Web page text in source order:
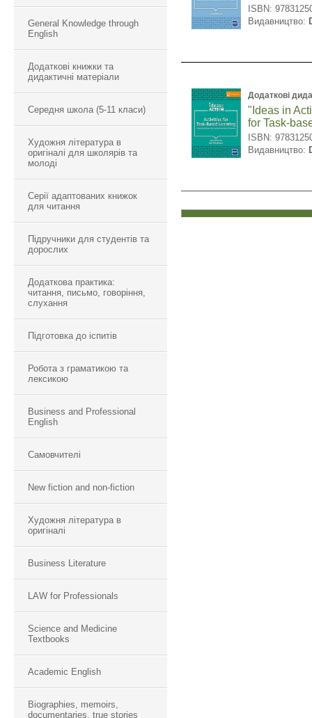
General Knowledge through
English
Додаткові книжки та
дидактичні матеріали
Середня школа (5-11 класи)
Художня література в
оригіналі для школярів та
молоді
Серії адаптованих книжок
для читання
Підручники для студентів та
дорослих
Додаткова практика:
читання, письмо, говоріння,
слухання
Підготовка до іспитів
Робота з граматикою та
лексикою
Business and Professional
English
Самовчителі
New fiction and non-fiction
Художня література в
оригіналі
Business Literature
LAW for Professionals
Science and Medicine
Textbooks
Academic English
Biographies, memoirs,
documentaries, true stories
ISBN:
Видавництво:
Додаткові
"Ideas in
for Task-
ISBN:
Видавництво: